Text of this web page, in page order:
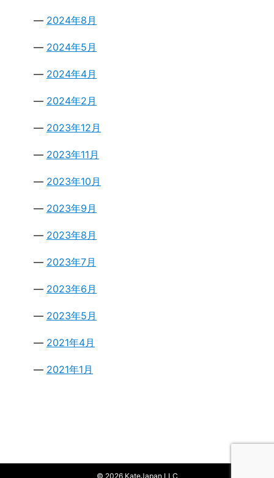
2024年8月
2024年5月
2024年4月
2024年2月
2023年12月
2023年11月
2023年10月
2023年9月
2023年8月
2023年7月
2023年6月
2023年5月
2021年4月
2021年1月
© 2026 KateJapan LLC